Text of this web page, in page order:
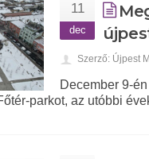
11
dec
Szerző: Újpest
December 9-
parkot, az utóbbi